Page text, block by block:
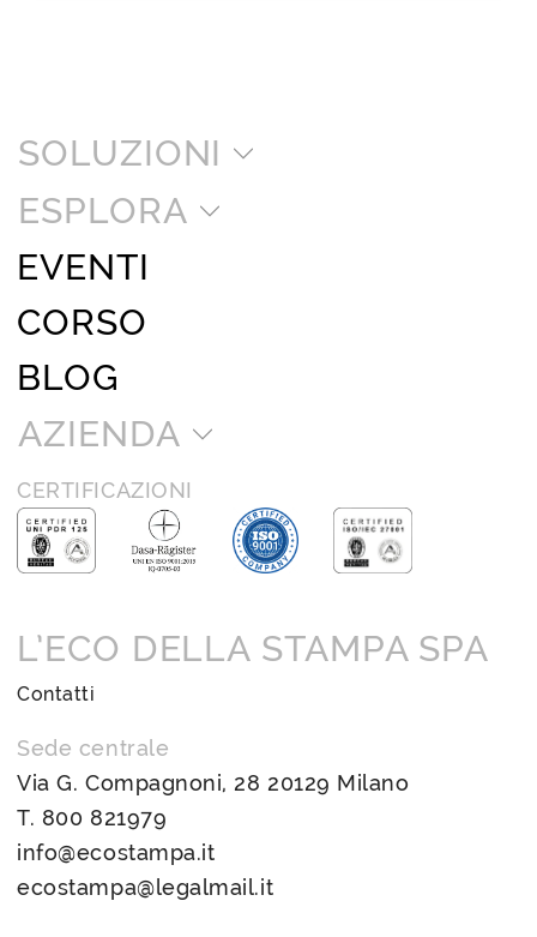
SOLUZIONI
ESPLORA
EVENTI
CORSO
BLOG
AZIENDA
CERTIFICAZIONI
L’ECO DELLA STAMPA SPA
Contatti
Sede centrale
Via G. Compagnoni, 28 20129 Milano
T. 800 821979
info@ecostampa.it
ecostampa@legalmail.it